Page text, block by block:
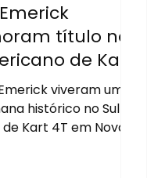
título no
de Kart
histórica
e grande
de Miguel
viveram um
histórico no Sul-
Kart 4T em Nova